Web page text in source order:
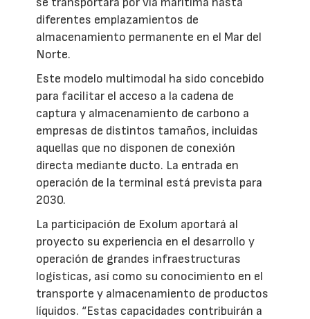
diferentes emplazamientos de
almacenamiento permanente en el Mar del
Norte.
Este modelo multimodal ha sido concebido
para facilitar el acceso a la cadena de
captura y almacenamiento de carbono a
empresas de distintos tamaños, incluidas
aquellas que no disponen de conexión
directa mediante ducto. La entrada en
operación de la terminal está prevista para
2030.
La participación de Exolum aportará al
proyecto su experiencia en el desarrollo y
operación de grandes infraestructuras
logísticas, así como su conocimiento en el
transporte y almacenamiento de productos
líquidos. “Estas capacidades contribuirán a